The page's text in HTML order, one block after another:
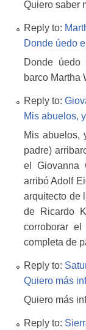
Quiero saber
Reply to:
Donde úedo
Donde úedo
barco Martha
Reply to:
Mis abuelos,
Mis abuelos,
padre)
el Giovanna
arribó Adolf
arquitecto de
de Ricardo
corroborar
completa de
Reply to:
Quiero más
Quiero más
Reply to: